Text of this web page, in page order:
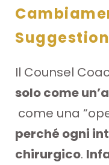
Il Counsel
solo come
come una
perché ogni
chirurgico.